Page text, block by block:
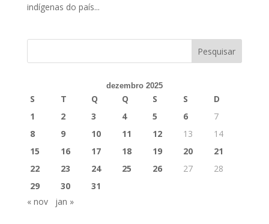
indígenas do país...
dezembro 2025
S T Q Q S S
D
1
2 3 4 5 6
7
8
9 10 11 12 13
14
15
16 17 18 19 20
21
22
23 24 25 26 27
28
29
30
31
« nov
jan »